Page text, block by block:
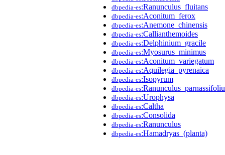
dbpedia-es:Ranunculus_fluitans
dbpedia-es:Aconitum_ferox
dbpedia-es:Anemone_chinensis
dbpedia-es:Callianthemoides
dbpedia-es:Delphinium_gracile
dbpedia-es:Myosurus_minimus
dbpedia-es:Aconitum_variegatum
dbpedia-es:Aquilegia_pyrenaica
dbpedia-es:Isopyrum
dbpedia-es
dbpedia-es:Urophysa
dbpedia-es:Caltha
dbpedia-es:Consolida
dbpedia-es:Ranunculus
dbpedia-es:Hamadryas_(planta)